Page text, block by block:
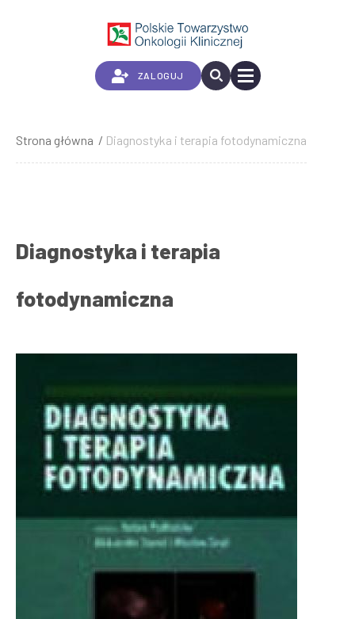
ZALOGUJ
Ścieżka
nawigacyjna
Strona główna Diagnostyka i terapia fotodynamiczna
Diagnostyka i terapia
fotodynamiczna